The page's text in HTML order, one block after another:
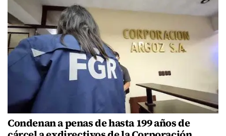
Condenan a penas de hasta 199 años de